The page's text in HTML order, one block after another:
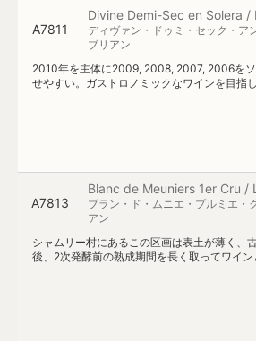
A7811
Divine Demi-Sec en Solera /
ディヴァン・ドゥミ・セック・ア
ブリアン
2010年を主体に2009, 2008, 2007, 2006をソ
せやすい。ガストロノミックなワインを目指
A7813
Blanc de Meuniers 1er Cru /
ブラン・ド・ムニエ・プルミエ・
アン
シャムリー村にあるこの区画は表土が薄く、
後、2次発酵前の熟成期間を長く取ってワイ